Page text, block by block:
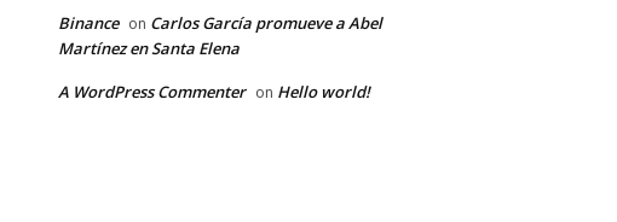
Binance on Carlos García promueve a Abel
Martínez en Santa Elena
A WordPress Commenter on Hello world!